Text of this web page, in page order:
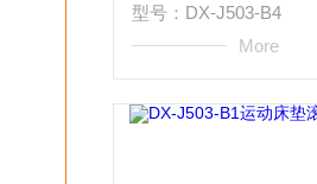
型号：DX-J503-B4
More